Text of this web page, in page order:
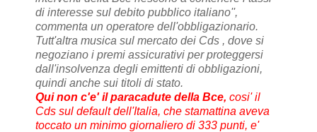
di interesse sul debito pubblico italiano'',
commenta un operatore dell'obbligazionario.
Tutt'altra musica sul mercato dei Cds , dove si
negoziano i premi assicurativi per proteggersi
dall'insolvenza degli emittenti di obbligazioni,
quindi anche sui titoli di stato.
Qui non c'e' il paracadute della Bce, cosi' il
Cds sul default dell'Italia, che stamattina aveva
toccato un minimo giornaliero di 333 punti, e'